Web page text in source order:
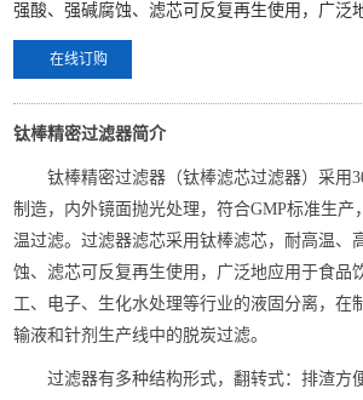
强酸、强碱腐蚀、滤芯可反复再生使用，广泛
在线订购
钛棒精密过滤器简介
钛棒精密过滤器（钛棒滤芯过滤器）采用
制造，内外镜面抛光处理，符合GMP标准生产
温过滤。过滤器滤芯采用钛棒滤芯，耐高温、
蚀、滤芯可反复再生使用，广泛地应用于食品
工、电子、生化水处理等行业的液固分离，在
输液和针剂生产线中的脱炭过滤。
过滤器有多种结构形式，翻转式：排渣方